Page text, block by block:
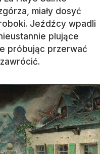
miały dosyć
Jeźdźcy wpadli
plujące
próbując przerwać